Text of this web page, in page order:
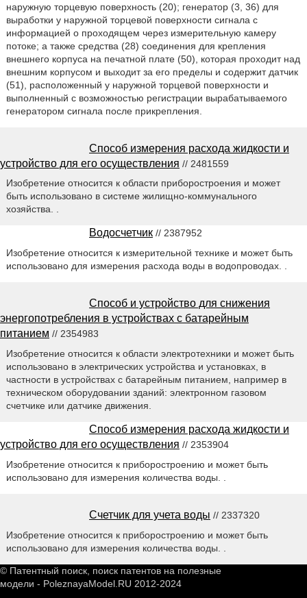
наружную торцевую поверхность (20); генератор (3, 36) для
выработки у наружной торцевой поверхности сигнала с
информацией о проходящем через измерительную камеру
потоке; а также средства (28) соединения для крепления
внешнего корпуса на печатной плате (50), которая проходит над
внешним корпусом и выходит за его пределы и содержит датчик
(51), расположенный у наружной торцевой поверхности и
выполненный с возможностью регистрации вырабатываемого
генератором сигнала после прикрепления.
Способ измерения расхода жидкости и
устройство для его осуществления // 2481559
Изобретение относится к области приборостроения и может
быть использовано в системе жилищно-коммунального
хозяйства. .
Водосчетчик // 2387952
Изобретение относится к измерительной технике и может быть
использовано для измерения расхода воды в водопроводах. .
Способ и устройство для снижения
энергопотребления в устройствах с батарейным
питанием // 2354983
Изобретение относится к области электротехники и может быть
использовано в электрических устройства и установках, в
частности в устройствах с батарейным питанием, например в
техническом оборудовании зданий: электронном газовом
счетчике или датчике движения.
Способ измерения расхода жидкости и
устройство для его осуществления // 2353904
Изобретение относится к приборостроению и может быть
использовано для измерения количества воды. .
Счетчик для учета воды // 2337320
Изобретение относится к приборостроению и может быть
использовано для измерения количества воды. .
© Патентный поиск, поиск патентов на полезные
модели - PoleznayaModel.RU 2012-2024